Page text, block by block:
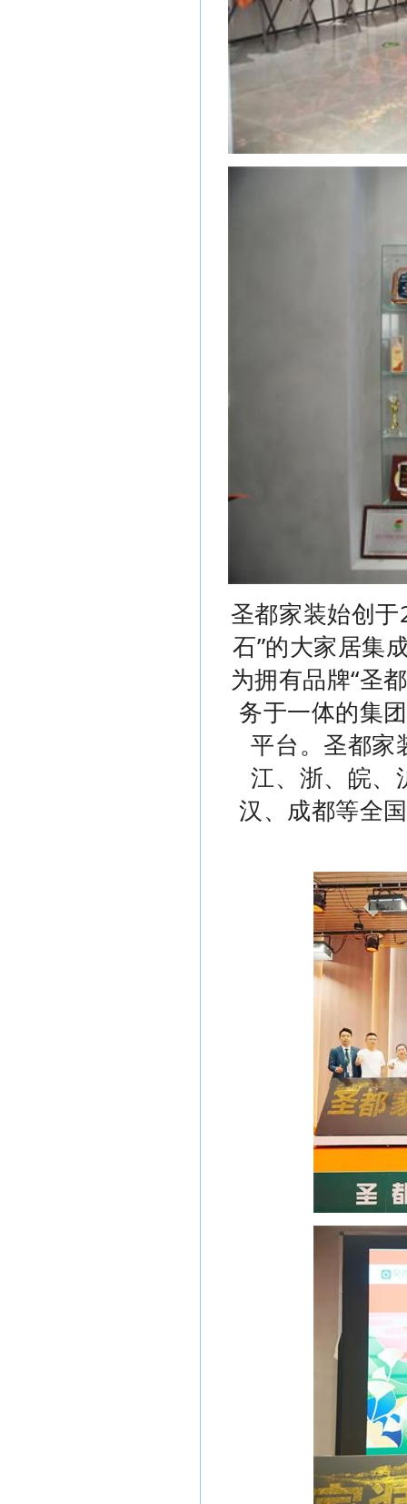
圣都家装始创
石”的大家居集
为拥有品牌“圣
务于一体的集
平台。圣都家
江、浙、皖、
汉、成都等全